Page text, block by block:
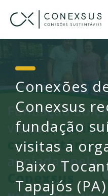
Conexões
Conexsus
fundação
visitas a
Baixo
Tapajós (PA)